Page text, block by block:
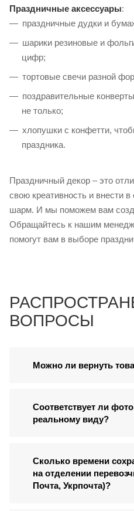
Праздничные аксессуары:
праздничные дудки и
шарики резиновые и
цифр;
тортовые свечи разной
поздравительные
не только;
хлопушки с конфетти,
праздника.
Праздничный декор – это
свою креативность и внести
шарм. И мы поможем вам
Обращайтесь к нашим
помогут вам в выборе
ВОПРОСЫ
Можно ли вернуть
Соответствует ли
реальному виду?
Сколько времени
на отделении
Почта, Укрпочта)?